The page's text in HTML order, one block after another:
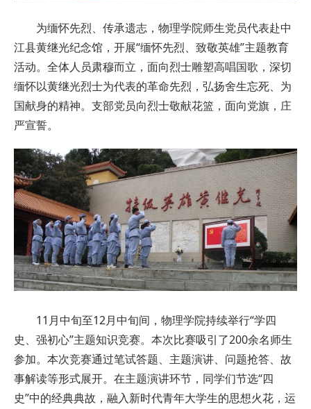
为缅怀先烈、传承遗志，物理学院师生党员代表赴中
江县黄继光纪念馆，开展“缅怀先烈、致敬英雄”主题教育
活动。全体人员肃穆而立，面向烈士雕塑高唱国歌，深切
缅怀以黄继光烈士为代表的革命先烈，弘扬舍生忘死、为
国献身的精神。支部党员向烈士敬献花篮，面向党旗，庄
严宣誓。
11月中旬至12月中旬间，物理学院持续举行“学四
史、强初心”主题知识竞赛。本次比赛吸引了200余名师生
参加。本次竞赛通过笔试答题、主题演讲、问题抢答、故
事解读等形式展开。在主题演讲环节，同学们节选“四
史”中的经典典故，融入新时代青年大学生的思想火花，运